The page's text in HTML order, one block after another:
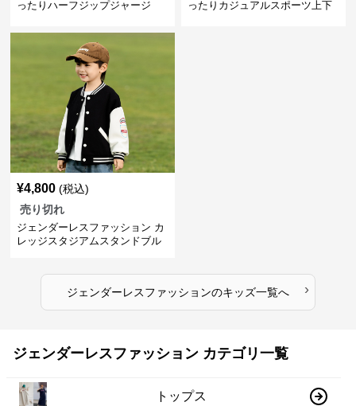
ったりハーフジップジャージ
ったりカジュアルスポーツ上下
¥4,800 (税込)
売り切れ
ジェンダーレスファッション カ
レッジスタジアムスタンドブル
ジェンダーレスファッションのキッズ一覧へ ›
ジェンダーレスファッション カテゴリ一覧
トップス